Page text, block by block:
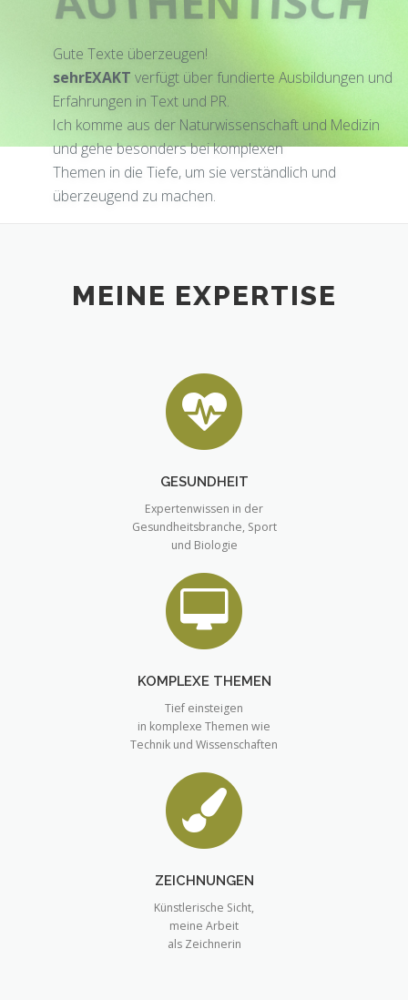
Gute Texte überzeugen!
sehrEXAKT verfügt über fundierte Ausbildungen und
Erfahrungen in Text und PR.
Ich komme aus der Naturwissenschaft und Medizin
und gehe besonders bei komplexen
Themen in die Tiefe, um sie verständlich und
überzeugend zu machen.
MEINE EXPERTISE
GESUNDHEIT
Expertenwissen in der
Gesundheitsbranche, Sport
und Biologie
KOMPLEXE THEMEN
Tief einsteigen
in komplexe Themen wie
Technik und Wissenschaften
ZEICHNUNGEN
Künstlerische Sicht,
meine Arbeit
als Zeichnerin